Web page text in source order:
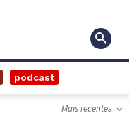
podcast
Mais recentes